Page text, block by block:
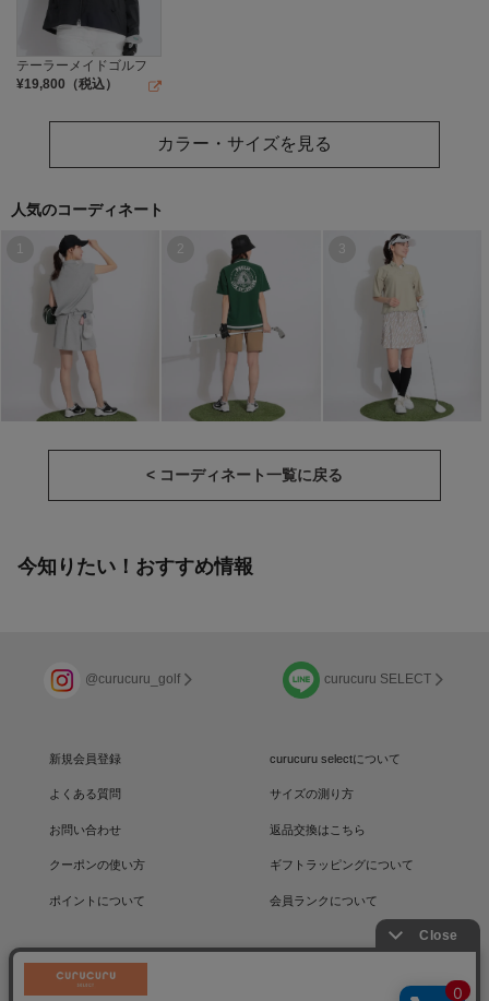
テーラーメイドゴルフ
¥19,800 （税込）
カラー・サイズを見る
人気のコーディネート
2 3
< コーディネート一覧に戻る
今知りたい！おすすめ情報
@curucuru_golf curucuru SELECT
新規会員登録 curucuru selectについて
よくある質問 サイズの測り方
お問い合わせ 返品交換はこちら
クーポンの使い方 ギフトラッピングについて
ポイントについて 会員ランクについて